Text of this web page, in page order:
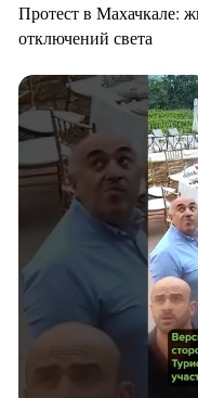
Протест в Махачкале:
отключений света